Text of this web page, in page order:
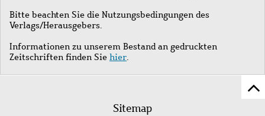
Bitte beachten Sie die Nutzungsbedingungen des
Verlags/Herausgebers.
Informationen zu unserem Bestand an gedruckten
Zeitschriften finden Sie hier.
Fußleistenmenü
Sitemap